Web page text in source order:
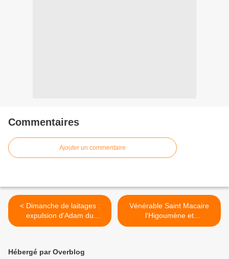
Commentaires
Ajouter un commentaire
< Dimanche de laitages :
expulsion d'Adam du
Paradis
Vénérable Saint Macaire
l'Higoumène et
Thaumaturge de Kalyazin >
Hébergé par Overblog